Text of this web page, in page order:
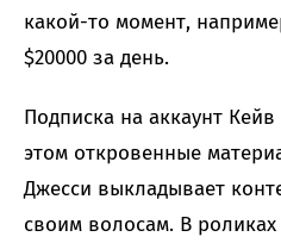
какой-то момент,
$20000 за день.
Подписка на аккаунт
этом откровенные
Джесси выкладывает
своим волосам. В роликах